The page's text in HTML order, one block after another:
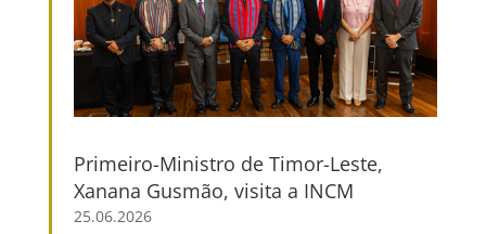
Primeiro-Ministro de Timor-Leste,
Xanana Gusmão, visita a INCM
25.06.2026